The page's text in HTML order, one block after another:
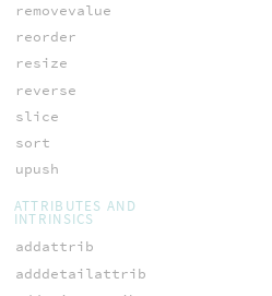
removevalue
reorder
resize
reverse
slice
sort
upush
ATTRIBUTES AND
INTRINSICS
addattrib
adddetailattrib